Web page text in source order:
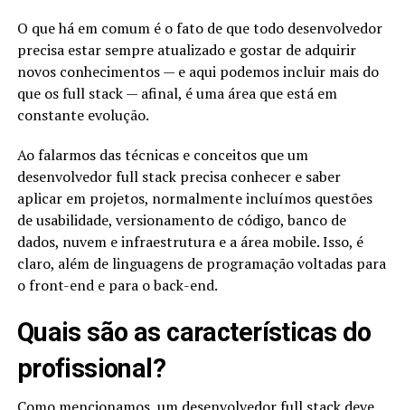
O que há em comum é o fato de que todo desenvolvedor
precisa estar sempre atualizado e gostar de adquirir
novos conhecimentos — e aqui podemos incluir mais do
que os full stack — afinal, é uma área que está em
constante evolução.
Ao falarmos das técnicas e conceitos que um
desenvolvedor full stack precisa conhecer e saber
aplicar em projetos, normalmente incluímos questões
de usabilidade, versionamento de código, banco de
dados, nuvem e infraestrutura e a área mobile. Isso, é
claro, além de linguagens de programação voltadas para
o front-end e para o back-end.
Quais são as características do
profissional?